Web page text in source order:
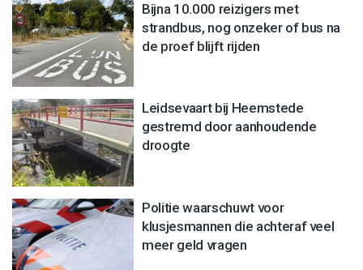
Bijna 10.000 reizigers met
strandbus, nog onzeker of bus na
de proef blijft rijden
Leidsevaart bij Heemstede
gestremd door aanhoudende
droogte
Politie waarschuwt voor
klusjesmannen die achteraf veel
meer geld vragen